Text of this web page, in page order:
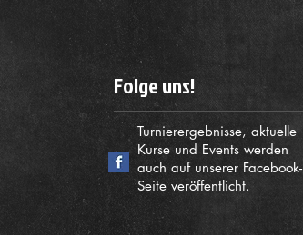
Folge uns!
Turnierergebnisse, aktuelle
Kurse und Events werden
auch auf unserer Facebook-
Seite veröffentlicht.